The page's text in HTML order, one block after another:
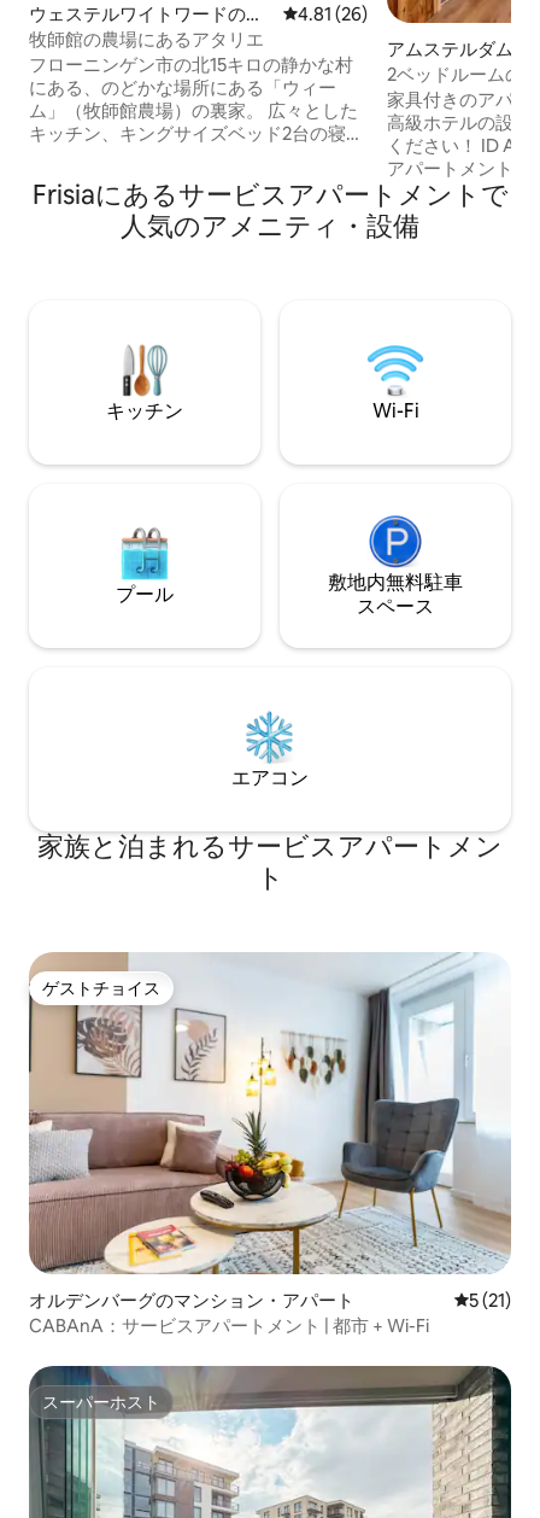
ウェステルワイトワードのマ
ンション・アパート
レビュー26件、5つ星中4.81つ
4.81 (26)
牧師館の農場にあるアタリエ
フローニンゲン市の北15キロの静かな村
にある、のどかな場所にある「ウィー
ム」（牧師館農場）の裏家。 広々とした
キッチン、キングサイズベッド2台の寝
用の入り口とフランス風の素敵なテラス
があります。 「マール」に位置し、
Trankielのリビングルームカフェでカヌー
で読書やのんびりするのも良いでしょ
アムステルダムの
ン・アパート
2ベッドルームの
Aparthotel
家具付きのアパー
高級ホテルの設備
ください！ ID
アパートメントに
リア、設備の整っ
ルームがあります
Fi、フロントへの
ャーゲストにも理
Frisiaにあるサービスアパートメントで
人気のアメニティ・設備
キッチン Wi-Fi
プール
敷地内無料駐⁠車
ス⁠ペ⁠ー⁠ス
エアコン
家族と泊まれるサービスアパートメン
ト
ゲストチョイス
ゲストチョイス
オルデンバーグのマンション・アパート レビュー
5 (21)
CABAnA：サービスアパートメント | 都市 + Wi-Fi
スーパーホスト
スーパーホスト